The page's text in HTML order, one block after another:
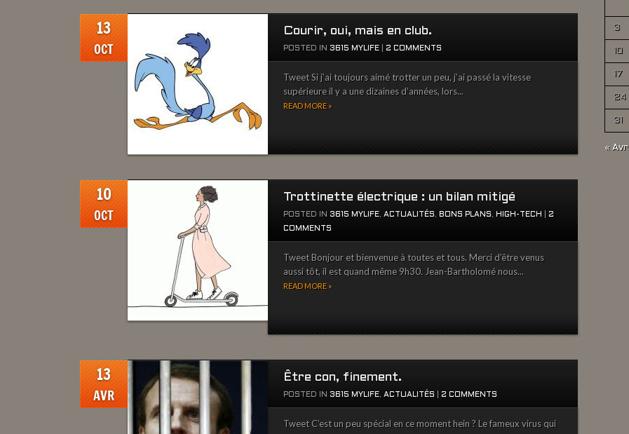
13
OCT
Courir, oui, mais en club.
POSTED IN 3615 MYLIFE 2 COMMENTS
Tweet Si j’ai toujours aimé trotter un peu, j’ai passé la vitesse
supérieure il y a une dizaines d’années, lors...
READ MORE »
10
OCT
Trottinette électrique : un bilan mitigé
POSTED IN 3615 MYLIFE, ACTUALITÉS , BONS PLANS , HIGH-TECH
2
COMMENTS
Tweet Bonjour et bienvenue à toutes et tous. Merci d’être venus
aussi tôt, il est quand même 9h30. Jean-Bartholomé nous...
READ MORE »
13
AVR
Être con, finement.
POSTED IN 3615 MYLIFE, ACTUALITÉS 2 COMMENTS
Tweet C’est un peu spécial en ce moment hein ? Le fameux virus qui
3
10
17
24
31
« Avr